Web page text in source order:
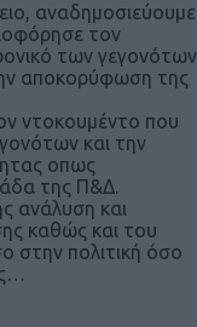
αναδημοσιεύουμε
τον
των γεγονότων
αποκορύφωση της
ντοκουμέντο που
και την
οπως
της Π&Δ.
ανάλυση και
καθώς και του
πολιτική όσο